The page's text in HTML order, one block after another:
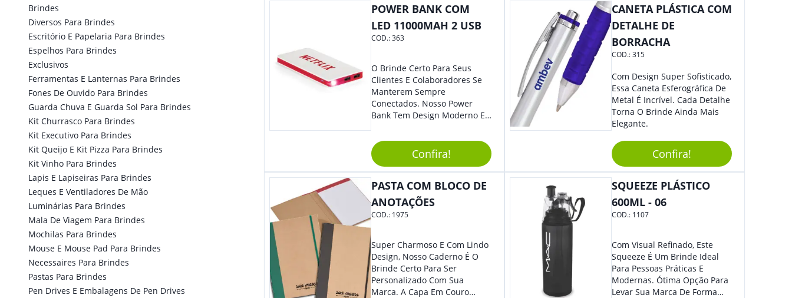
Brindes
Diversos Para Brindes
Escritório E Papelaria Para Brindes
Espelhos Para Brindes
Exclusivos
Ferramentas E Lanternas Para Brindes
Fones De Ouvido Para Brindes
Guarda Chuva E Guarda Sol Para Brindes
Kit Churrasco Para Brindes
Kit Executivo Para Brindes
Kit Queijo E Kit Pizza Para Brindes
Kit Vinho Para Brindes
Lapis E Lapiseiras Para Brindes
Leques E Ventiladores De Mão
Luminárias Para Brindes
Mala De Viagem Para Brindes
Mochilas Para Brindes
Mouse E Mouse Pad Para Brindes
Necessaires Para Brindes
Pastas Para Brindes
Pen Drives E Embalagens De Pen Drives
POWER BANK COM
LED 11000MAH 2 USB
COD.:363
O Brinde Certo Para Seus
Clientes E Colaboradores Se
Manterem Sempre
Conectados. Nosso Power
Bank Tem Design Moderno E
Na Bolsa Ou Na Mochila.
Compatível Com Diversos
Aparelhos, O Brinde É Super
Eficiente E Ágil, Ideal Para
Quem Busca Praticidade No
Dia A Dia. Personalize-O Com
Sua Marca E Tenha Ainda
Mais Destaque Em Eventos E
Confira!
CANETA PLÁSTICA COM
DETALHE DE
BORRACHA
COD.:315
Com Design Super Sofisticado,
Essa Caneta Esferográfica De
Metal É Incrível. Cada Detalhe
Torna O Brinde Ainda Mais
Elegante.
Confira!
PASTA COM BLOCO DE
ANOTAÇÕES
COD.: 1975
Super Charmoso E Com Lindo
Design, Nosso Caderno É O
Brinde Certo Para Ser
Personalizado Com Sua
Marca. A Capa Em Couro
SQUEEZE PLÁSTICO
600ML - 06
COD.: 1107
Com Visual Refinado, Este
Squeeze É Um Brinde Ideal
Para Pessoas Práticas E
Modernas. Ótima Opção Para
Levar Sua Marca De Forma